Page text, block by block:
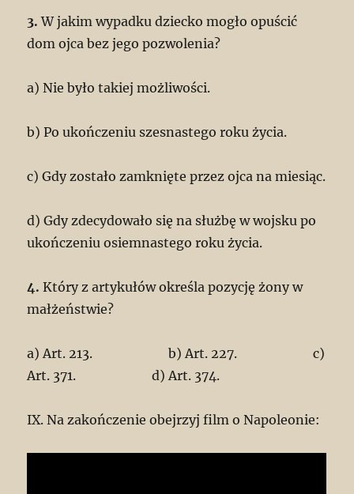
3. W jakim wypadku dziecko mogło opuścić
dom ojca bez jego pozwolenia?
a) Nie było takiej możliwości.
b) Po ukończeniu szesnastego roku życia.
c) Gdy zostało zamknięte przez ojca na miesiąc.
d) Gdy zdecydowało się na służbę w wojsku po
ukończeniu osiemnastego roku życia.
4. Który z artykułów określa pozycję żony w
małżeństwie?
a) Art. 213. b) Art. 227. c)
Art. 371. d) Art. 374.
IX. Na zakończenie obejrzyj film o Napoleonie: